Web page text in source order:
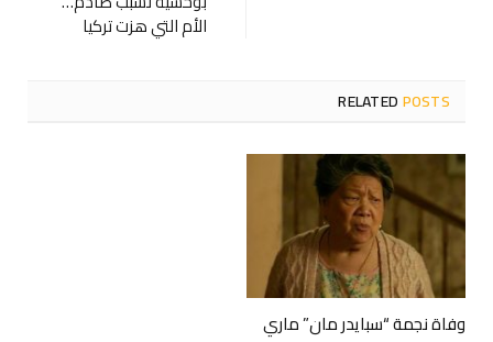
الأم التي هزت تركيا
RELATEDPOSTS
وفاة نجمة “سبايدر مان” ماري